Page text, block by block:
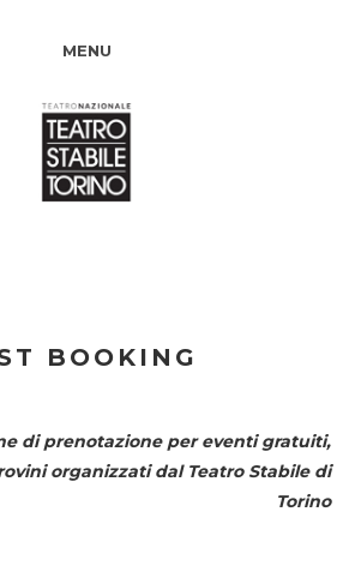
MENU
BOOKING
di prenotazione per eventi gratuiti,
organizzati dal Teatro Stabile di
Torino